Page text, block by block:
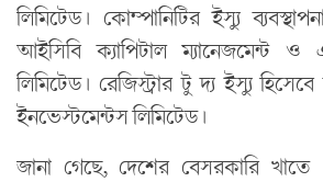
লিমিটেড। কোম্পানিটির ইস্যু
আইসিবি ক্যাপিটাল ম্যানেজমেন্ট ও
লিমিটেড। রেজিস্ট্রার টু দ্য ইস্যু
ইনভেস্টমেন্টস লিমিটেড।
জানা গেছে, দেশের বেসরকারি খাতে